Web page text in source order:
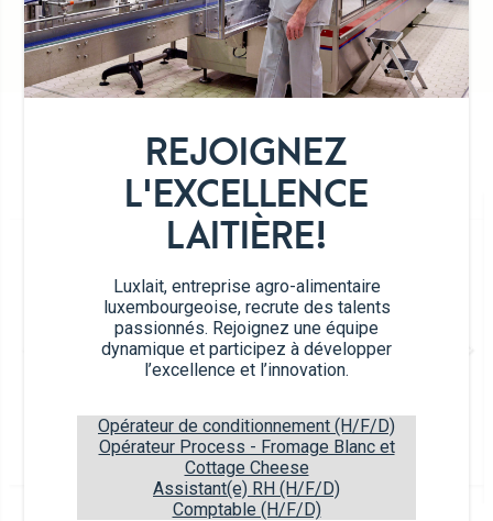
REJOIGNEZ
L'EXCELLENCE
LAITIÈRE!
Luxlait, entreprise agro-alimentaire
luxembourgeoise, recrute des talents
passionnés. Rejoignez une équipe
dynamique et participez à développer
l’excellence et l’innovation.
Opérateur de conditionnement (H/F/D)
Opérateur Process - Fromage Blanc et
Cottage Cheese
Assistant(e) RH (H/F/D)
Comptable (H/F/D)
Marque nationale
DÉTAIL DE LA GAMME
Barquette plastique
10 g